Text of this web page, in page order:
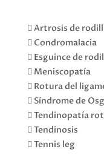
 Artrosis de
 Condromalacia
 Esguince de
 Meniscopatía
 Rotura del
 Síndrome de
 Tendinopatía
 Tendinosis
 Tennis leg